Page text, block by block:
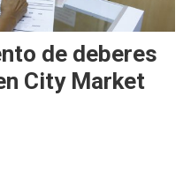
de deberes
City Market